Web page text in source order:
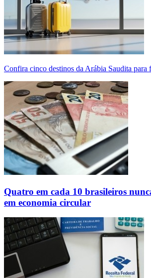
Confira cinco destinos da Arábia Saudita para
Quatro em cada 10 brasileiros
em economia circular